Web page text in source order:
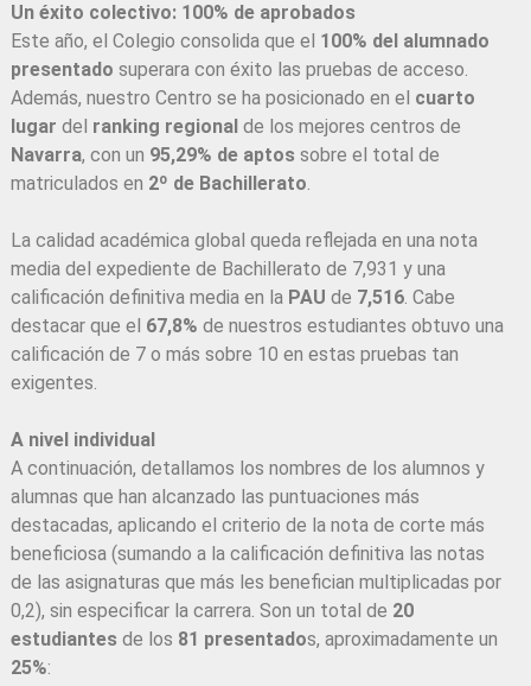
Un éxito colectivo: 100% de aprobados
Este año, el Colegio consolida que el 100% del alumnado
presentado superara con éxito las pruebas de acceso.
Además, nuestro Centro se ha posicionado en el cuarto
lugar del ranking regional de los mejores centros de
Navarra, con un 95,29% de aptos sobre el total de
matriculados en 2º de Bachillerato.
La calidad académica global queda reflejada en una nota
media del expediente de Bachillerato de 7,931 y una
calificación definitiva media en la PAU de 7,516. Cabe
destacar que el 67,8% de nuestros estudiantes obtuvo una
calificación de 7 o más sobre 10 en estas pruebas tan
exigentes.
A nivel individual
A continuación, detallamos los nombres de los alumnos y
alumnas que han alcanzado las puntuaciones más
destacadas, aplicando el criterio de la nota de corte más
beneficiosa (sumando a la calificación definitiva las notas
de las asignaturas que más les benefician multiplicadas por
0,2), sin especificar la carrera. Son un total de 20
estudiantes de los 81 presentados, aproximadamente un
25%: